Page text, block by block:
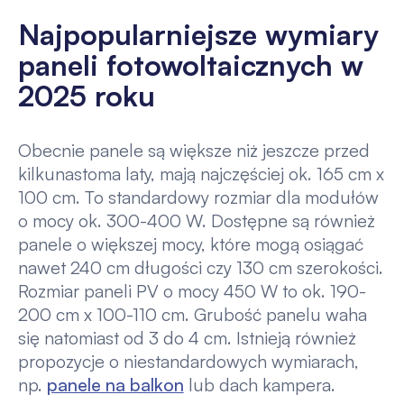
Najpopularniejsze wymiary
paneli fotowoltaicznych w
2025 roku
Obecnie panele są większe niż jeszcze przed
kilkunastoma laty, mają najczęściej ok. 165 cm x
100 cm. To standardowy rozmiar dla modułów
o mocy ok. 300-400 W. Dostępne są również
panele o większej mocy, które mogą osiągać
nawet 240 cm długości czy 130 cm szerokości.
Rozmiar paneli PV o mocy 450 W to ok. 190-
200 cm x 100-110 cm. Grubość panelu waha
się natomiast od 3 do 4 cm. Istnieją również
propozycje o niestandardowych wymiarach,
np. panele na balkon lub dach kampera.